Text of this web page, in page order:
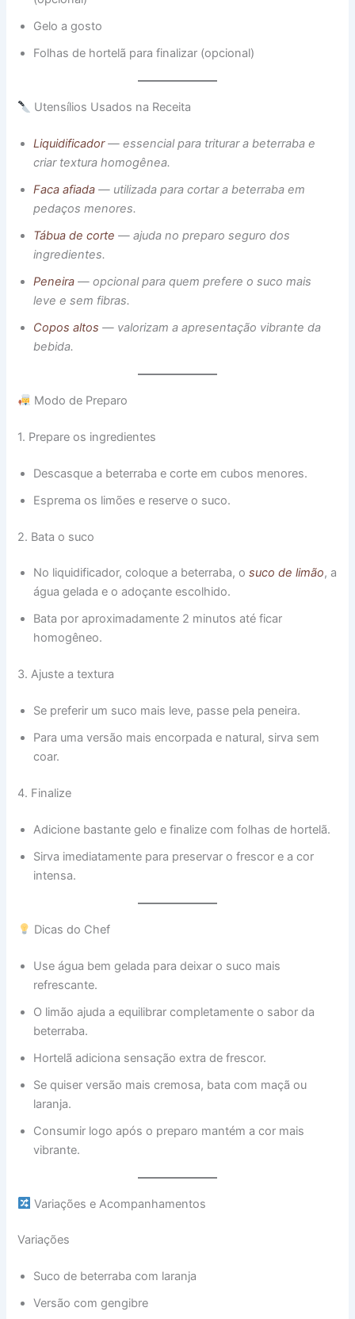
Gelo a gosto
Folhas de hortelã para finalizar (opcional)
Utensílios Usados na Receita
Liquidificador— essencial para triturar a beterraba e
criar textura homogênea.
Faca afiada — utilizada para cortar a beterraba em
pedaços menores.
Tábua de corte — ajuda no preparo seguro dos
ingredientes.
Peneira — opcional para quem prefere o suco mais
leve e sem fibras.
Copos altos — valorizam a apresentação vibrante da
bebida.
Modo de Preparo
1. Prepare os ingredientes
Descasque a beterraba e corte em cubos menores.
Esprema os limões e reserve o suco.
2. Bata o suco
No liquidificador, coloque a beterraba, osuco de limão, a
água gelada e o adoçante escolhido.
Bata por aproximadamente 2 minutos até ficar
homogêneo.
3. Ajuste a textura
Se preferir um suco mais leve, passe pela peneira.
Para uma versão mais encorpada e natural, sirva sem
coar.
4. Finalize
Adicione bastante gelo e finalize com folhas de hortelã.
Sirva imediatamente para preservar o frescor e a cor
intensa.
Dicas do Chef
Use água bem gelada para deixar o suco mais
refrescante.
O limão ajuda a equilibrar completamente o sabor da
beterraba.
Hortelã adiciona sensação extra de frescor.
Se quiser versão mais cremosa, bata com maçã ou
laranja.
Consumir logo após o preparo mantém a cor mais
vibrante.
Variações e Acompanhamentos
Variações
Suco de beterraba com laranja
Versão com gengibre